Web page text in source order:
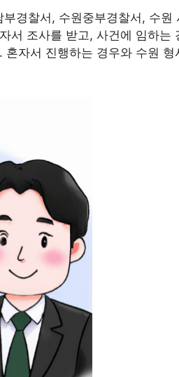
경찰서, 수원중부경찰서, 수원
서 조사를 받고, 사건에 임하는
자서 진행하는 경우와 수원 형